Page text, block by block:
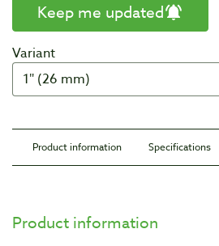
Keep me updated
Variant
Product information Specifications
Product information